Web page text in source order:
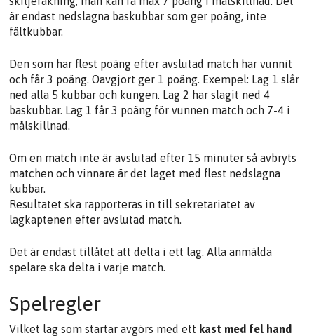
är endast nedslagna baskubbar som ger poäng, inte
fältkubbar.
Den som har flest poäng efter avslutad match har vunnit
och får 3 poäng. Oavgjort ger 1 poäng. Exempel: Lag 1 slår
ned alla 5 kubbar och kungen. Lag 2 har slagit ned 4
baskubbar. Lag 1 får 3 poäng för vunnen match och 7-4 i
målskillnad.
Om en match inte är avslutad efter 15 minuter så avbryts
matchen och vinnare är det laget med flest nedslagna
kubbar.
Resultatet ska rapporteras in till sekretariatet av
lagkaptenen efter avslutad match.
Det är endast tillåtet att delta i ett lag. Alla anmälda
spelare ska delta i varje match.
Spelregler
Vilket lag som startar avgörs med ett kast med fel hand